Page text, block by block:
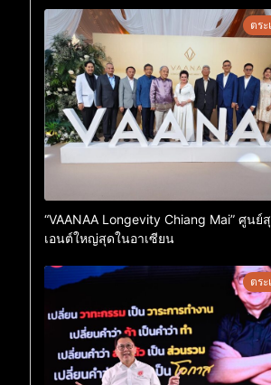
ตร
“VAANAA Longevity Chiang Mai” ศูนย์
เอนต์ใหญ่สุดในอาเซียน
ตร